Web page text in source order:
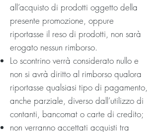
all’acquisto di prodotti oggetto della
presente promozione, oppure
riportasse il reso di prodotti, non sarà
erogato nessun rimborso.
Lo scontrino verrà considerato nullo e
non si avrà diritto al rimborso qualora
riportasse qualsiasi tipo di pagamento,
anche parziale, diverso dall’utilizzo di
contanti, bancomat o carte di credito;
non verranno accettati acquisti tra